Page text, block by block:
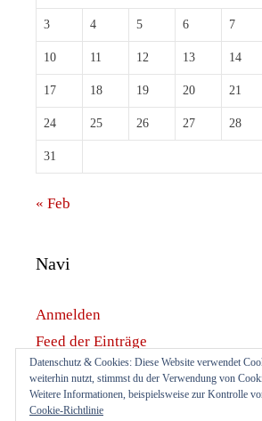
3 4 5 6 7
10 11 12 13 14
17 18 19 20 21
24 25 26 27 28
31
« Feb
Navi
Anmelden
Feed der Einträge
Kommentare-Feed
WordPress.org
Datenschutz & Cookies: Diese Website verwendet
weiterhin nutzt, stimmst du der Verwendung von
Weitere Informationen, beispielsweise zur Kontrolle
Cookie-Richtlinie